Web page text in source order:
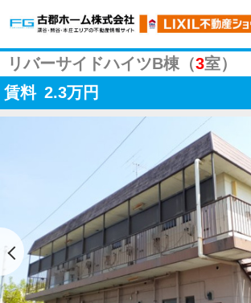
リバーサイドハイツB棟（3室）
賃料 2.3万円